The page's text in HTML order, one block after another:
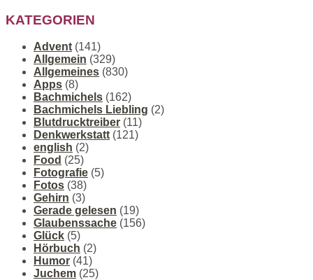
KATEGORIEN
Advent (141)
Allgemein (329)
Allgemeines (830)
Apps (8)
Bachmichels (162)
Bachmichels Liebling (2)
Blutdrucktreiber (11)
Denkwerkstatt (121)
english (2)
Food (25)
Fotografie (5)
Fotos (38)
Gehirn (3)
Gerade gelesen (19)
Glaubenssache (156)
Glück (5)
Hörbuch (2)
Humor (41)
Juchem (25)